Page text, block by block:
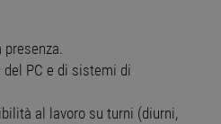
presenza.
PC e di sistemi di
al lavoro su turni (diurni,